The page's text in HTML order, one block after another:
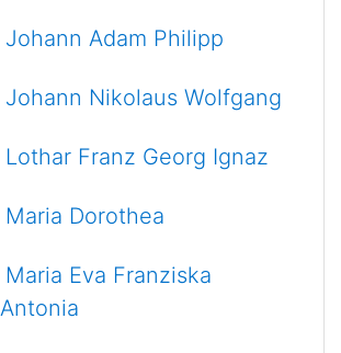
Adam Philipp
Nikolaus Wolfgang
Franz Georg Ignaz
Dorothea
Eva Franziska